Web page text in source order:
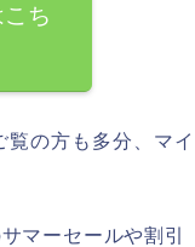
ち
の方も多分、マイ
マーセールや割引